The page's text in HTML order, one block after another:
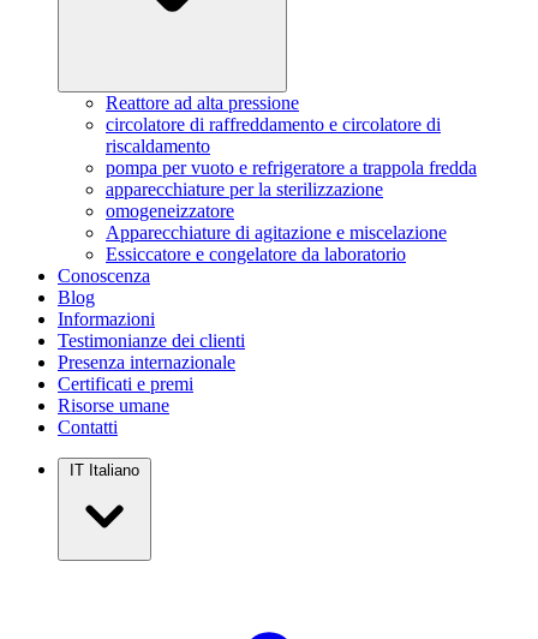
Reattore ad alta pressione
circolatore di raffreddamento e circolatore di
riscaldamento
pompa per vuoto e refrigeratore a trappola fredda
apparecchiature per la sterilizzazione
omogeneizzatore
Apparecchiature di agitazione e miscelazione
Essiccatore e congelatore da laboratorio
Conoscenza
Blog
Informazioni
Testimonianze dei clienti
Presenza internazionale
Certificati e premi
Risorse umane
Contatti
IT Italiano